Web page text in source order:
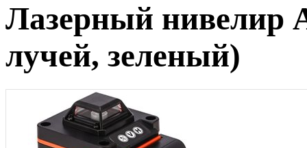
Лазерный нивелир
лучей, зеленый)